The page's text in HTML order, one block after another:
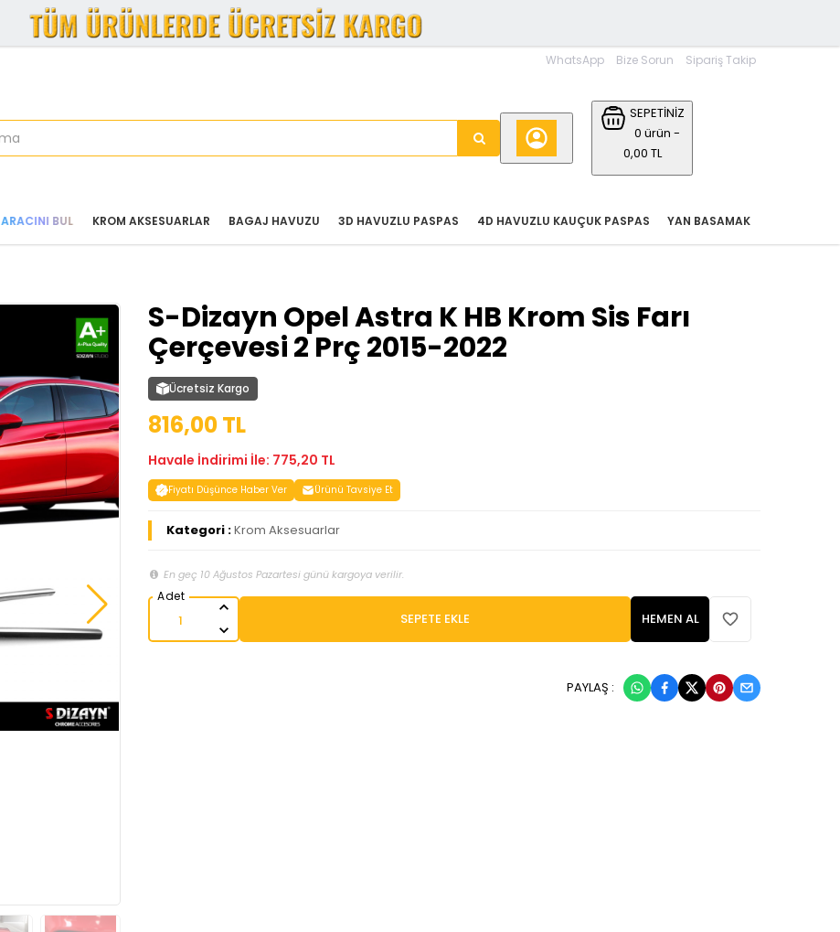
WhatsApp Bize Sorun Sipariş Takip
SEPETİNİZ
0 ürün -
0,00 TL
YAN BASAMAK
4D HAVUZLU KAUÇUK PASPAS
3D HAVUZLU PASPAS
BAGAJ HAVUZU
KROM AKSESUARLAR
ARACINI BUL
S-Dizayn Opel Astra K HB Krom Sis Farı
Çerçevesi 2 Prç 2015-2022
Ücretsiz Kargo
816,00 TL
Havale İndirimi İle: 775,20 TL
Fiyatı Düşünce Haber Ver Ürünü Tavsiye Et
Kategori :Krom Aksesuarlar
En geç 10 Ağustos Pazartesi günü kargoya verilir.
SEPETE EKLE HEMEN AL
PAYLAŞ :